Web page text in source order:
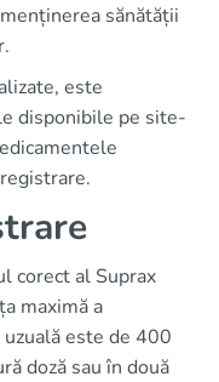
sănătății
este
disponibile pe site-
corect al Suprax
maximă a
este de 400
doză sau în două